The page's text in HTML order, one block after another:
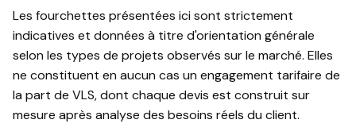
Les fourchettes présentées ici sont strictement
indicatives et données à titre d'orientation générale
selon les types de projets observés sur le marché. Elles
ne constituent en aucun cas un engagement tarifaire de
la part de VLS, dont chaque devis est construit sur
mesure après analyse des besoins réels du client.